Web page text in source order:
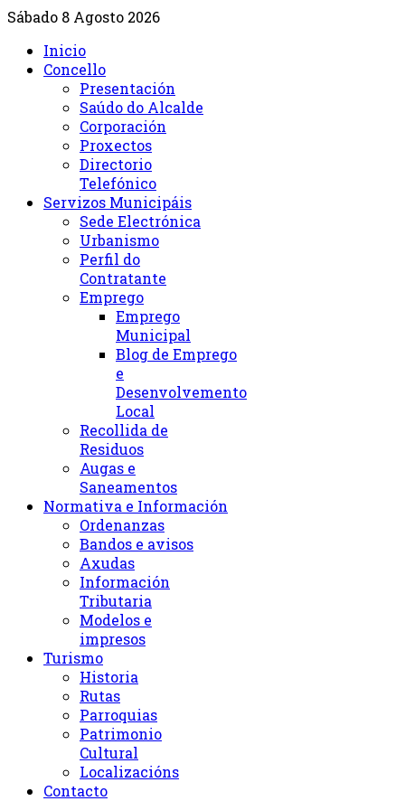
Sábado 8 Agosto 2026
Inicio
Concello
Presentación
Saúdo do Alcalde
Corporación
Proxectos
Directorio
Telefónico
Servizos Municipáis
Sede Electrónica
Urbanismo
Perfil do
Contratante
Emprego
Emprego
Municipal
Blog de Emprego
e
Desenvolvemento
Local
Recollida de
Residuos
Augas e
Saneamentos
Normativa e Información
Ordenanzas
Bandos e avisos
Axudas
Información
Tributaria
Modelos e
impresos
Turismo
Historia
Rutas
Parroquias
Patrimonio
Cultural
Localizacións
Contacto